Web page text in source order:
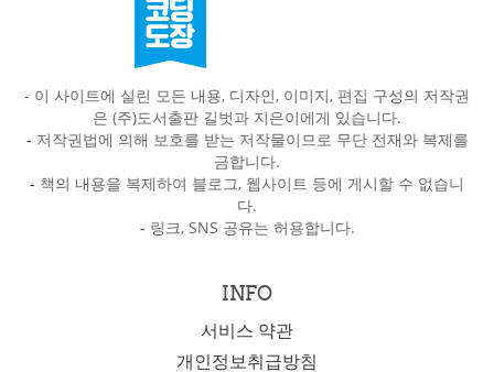
- 이 사이트에 실린 모든 내용, 디자인, 이미지, 편집 구성의 저작권
은 (주)도서출판 길벗과 지은이에게 있습니다.
- 저작권법에 의해 보호를 받는 저작물이므로 무단 전재와 복제를
금합니다.
- 책의 내용을 복제하여 블로그, 웹사이트 등에 게시할 수 없습니
다.
- 링크, SNS 공유는 허용합니다.
INFO
서비스 약관
개인정보취급방침